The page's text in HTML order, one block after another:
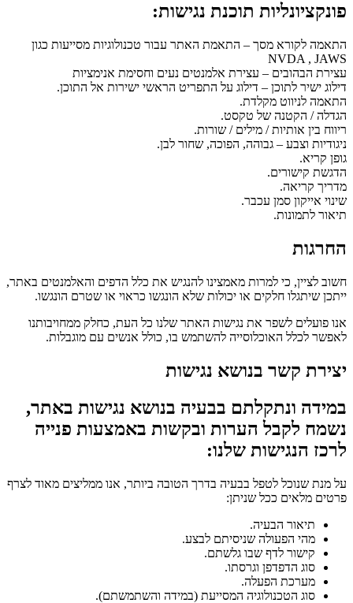
פונקציונליות תוכנת נגישות:
התאמה לקורא מסך – התאמת האתר עבור טכנולוגיות מסייעות כגון
NVDA , JAWS
עצירת הבהובים – עצירת אלמנטים נעים וחסימת אנימציות
דילוג ישיר לתוכן – דילוג על התפריט הראשי ישירות אל התוכן.
התאמה לניווט מקלדת.
הגדלה / הקטנה של טקסט.
ריווח בין אותיות / מילים / שורות.
ניגודיות וצבע – גבוהה, הפוכה, שחור לבן.
גופן קריא.
הדגשת קישורים.
מדריך קריאה.
שינוי אייקון סמן עכבר.
תיאור לתמונות.
החרגות
חשוב לציין, כי למרות מאמצינו להנגיש את כלל הדפים והאלמנטים באתר,
ייתכן שיתגלו חלקים או יכולות שלא הונגשו כראוי או שטרם הונגשו.
אנו פועלים לשפר את נגישות האתר שלנו כל העת, כחלק ממחויבותנו
לאפשר לכלל האוכלוסייה להשתמש בו, כולל אנשים עם מוגבלות.
יצירת קשר בנושא נגישות
במידה ונתקלתם בבעיה בנושא נגישות באתר,
נשמח לקבל הערות ובקשות באמצעות פנייה
לרכז הנגישות שלנו:
על מנת שנוכל לטפל בבעיה בדרך הטובה ביותר, אנו ממליצים מאוד לצרף
פרטים מלאים ככל שניתן:
תיאור הבעיה.
מהי הפעולה שניסיתם לבצע.
קישור לדף שבו גלשתם.
סוג הדפדפן וגרסתו.
מערכת הפעלה.
סוג הטכנולוגיה המסייעת (במידה והשתמשתם).